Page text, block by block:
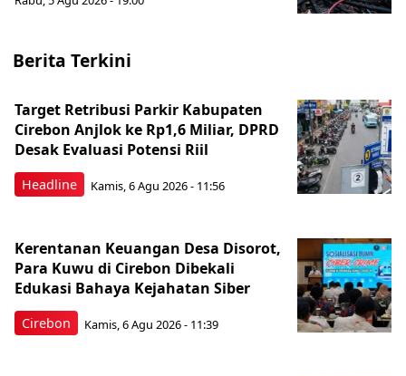
Berita Terkini
Headline
Target Retribusi Parkir Kabupaten
Cirebon Anjlok ke Rp1,6 Miliar, DPRD
Desak Evaluasi Potensi Riil
Kamis, 6 Agu 2026 - 11:56
Cirebon
Kerentanan Keuangan Desa Disorot,
Para Kuwu di Cirebon Dibekali
Edukasi Bahaya Kejahatan Siber
Kamis, 6 Agu 2026 - 11:39